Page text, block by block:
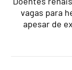
vagas para
apesar de